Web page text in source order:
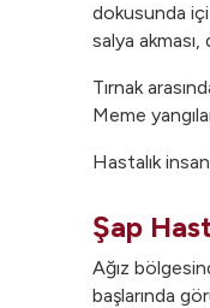
dokusunda içi
salya akması,
Tırnak
Meme
Hastalık
Şap
Ağız
başlarında